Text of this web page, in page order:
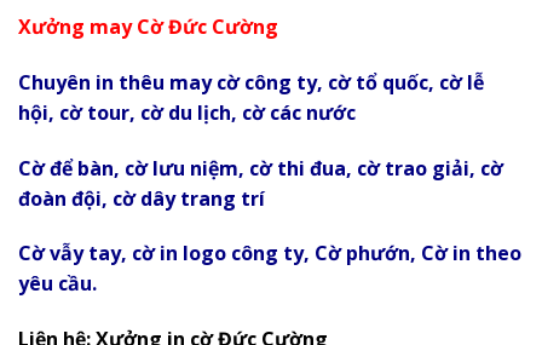
Xưởng may Cờ Đức Cường
Chuyên in thêu may cờ công ty, cờ tổ quốc, cờ lễ
hội, cờ tour, cờ du lịch, cờ các nước
Cờ để bàn, cờ lưu niệm, cờ thi đua, cờ trao giải, cờ
đoàn đội, cờ dây trang trí
Cờ vẫy tay, cờ in logo công ty, Cờ phướn, Cờ in theo
yêu cầu.
Liện hệ: Xưởng in cờ Đức Cường